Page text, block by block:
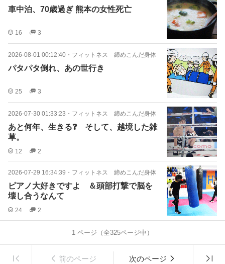
車中泊、70歳過ぎ 熊本の女性死亡
16 3
2026-08-01 00:12:40 ・ フィットネス 締めこんだ身体
パタパタ倒れ、あの世行き
25 3
2026-07-30 01:33:23 ・ フィットネス 締めこんだ身体
あと何年、生きる❓ そして、越境した雑
草。
12 2
2026-07-29 16:34:39 ・ フィットネス 締めこんだ身体
ピアノ大好きですよ ＆頭部打撃で脳を
壊し合うなんて
24 2
1 ページ（全325ページ中）
前のページ 次のページ